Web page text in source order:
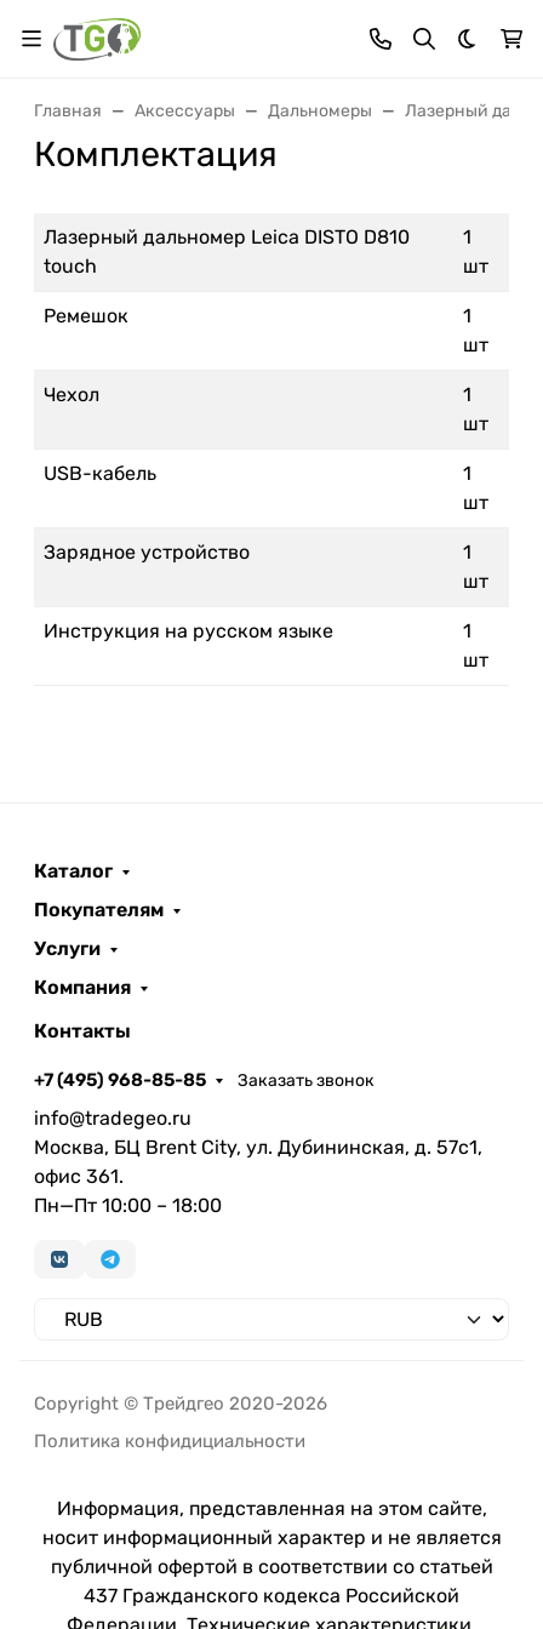
Темная
Главная Аксессуары Дальномеры Лазерный
Комплектация
Лазерный дальномер Leica DISTO D810
touch
1
шт
Ремешок
1
шт
Чехол
1
шт
USB-кабель
1
шт
Зарядное устройство
1
шт
Инструкция на русском языке
1
шт
Каталог
Покупателям
Услуги
Компания
Контакты
+7 (495) 968-85-85 Заказать звонок
info@tradegeo.ru
Москва, БЦ Brent City, ул. Дубининская, д. 57с1,
офис 361.
Пн—Пт 10:00 – 18:00
Copyright © Трейдгео 2020-2026
Политика конфидициальности
Информация, представленная на этом сайте,
носит информационный характер и не является
публичной офертой в соответствии со статьей
437 Гражданского кодекса Российской